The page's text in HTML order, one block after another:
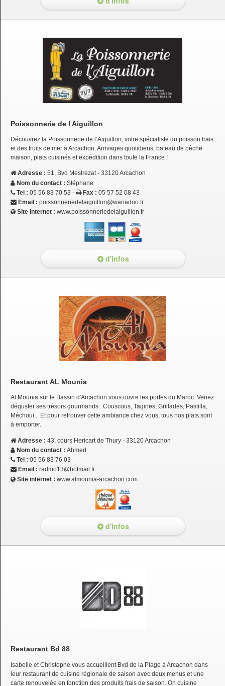
Poissonnerie de l Aiguillon
Découvrez la Poissonnerie de l’Aiguillon, votre spécialiste du poisson frais
et des fruits de mer à Arcachon. Arrivages quotidiens, bateau de pêche
maison, plats cuisinés et expédition dans toute la France !
Adresse : 51, Bvd Mestrezat - 33120 Arcachon
Nom du contact : Stéphane
Tel : 05 56 83 70 53 - Fax : 05 57 52 08 43
Email : poissonneriedelaiguillon@wanadoo.fr
Site internet : www.poissonneriedelaiguillon.fr
d'infos
Restaurant AL Mounia
Al Mounia sur le Bassin d'Arcachon vous ouvre les portes du Maroc. Venez
déguster ses trésors gourmands : Couscous, Tagines, Grillades, Pastilla,
Méchoui... Et pour retrouver cette ambiance chez vous, tous nos plats sont
à emporter.
Adresse : 43, cours Hericart de Thury - 33120 Arcachon
Nom du contact : Ahmed
Tel : 05 56 83 76 03
Email : radmo13@hotmail.fr
Site internet : www.almounia-arcachon.com
d'infos
Restaurant Bd 88
Isabelle et Christophe vous accueillent Bvd de la Plage à Arcachon dans
leur restaurant de cuisine régionale de saison avec deux menus et une
carte renouvelée en fonction des produits frais de saison. On cuisine